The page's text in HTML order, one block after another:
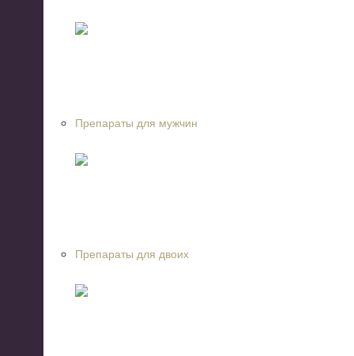
Препараты для мужчин
Препараты для двоих